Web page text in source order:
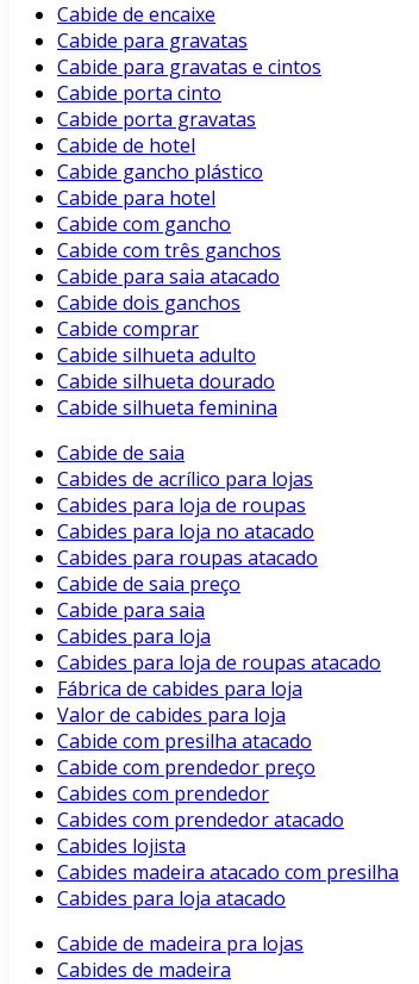
Cabide de encaixe
Cabide para gravatas
Cabide para gravatas e cintos
Cabide porta cinto
Cabide porta gravatas
Cabide de hotel
Cabide gancho plástico
Cabide para hotel
Cabide com gancho
Cabide com três ganchos
Cabide para saia atacado
Cabide dois ganchos
Cabide comprar
Cabide silhueta adulto
Cabide silhueta dourado
Cabide silhueta feminina
Cabide de saia
Cabides de acrílico para lojas
Cabides para loja de roupas
Cabides para loja no atacado
Cabides para roupas atacado
Cabide de saia preço
Cabide para saia
Cabides para loja
Cabides para loja de roupas atacado
Fábrica de cabides para loja
Valor de cabides para loja
Cabide com presilha atacado
Cabide com prendedor preço
Cabides com prendedor
Cabides com prendedor atacado
Cabides lojista
Cabides madeira atacado com presilha
Cabides para loja atacado
Cabide de madeira pra lojas
Cabides de madeira